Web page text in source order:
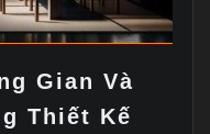
Gian Và
Thiết Kế